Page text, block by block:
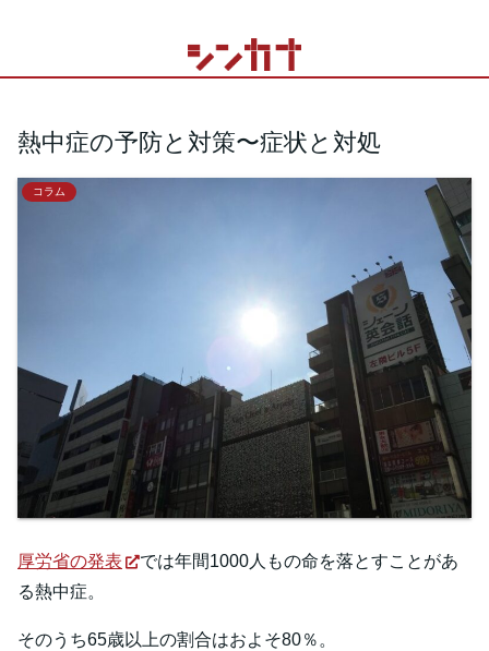
熱中症の予防と対策〜症状と対処
コラム
厚労省の発表
では年間1000人もの命を落とすことがあ
る熱中症。
そのうち65歳以上の割合はおよそ80％。